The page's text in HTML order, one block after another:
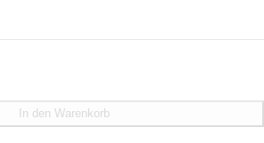
In den Warenkorb